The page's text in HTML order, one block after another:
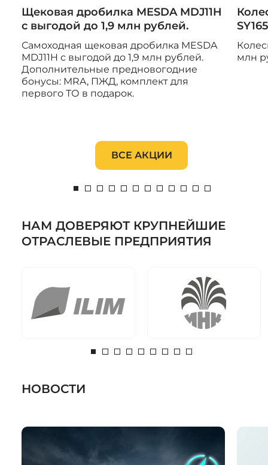
Щековая дробилка MESDA MDJ11H
с выгодой до 1,9 млн рублей.
Самоходная щековая дробилка MESDA
MDJ11H с выгодой до 1,9 млн рублей.
Дополнительные предновогодние
бонусы: MRA, ПЖД, комплект для
первого ТО в подарок.
млн
ВСЕ АКЦИИ
НАМ ДОВЕРЯЮТ КРУПНЕЙШИЕ
ОТРАСЛЕВЫЕ ПРЕДПРИЯТИЯ
НОВОСТИ